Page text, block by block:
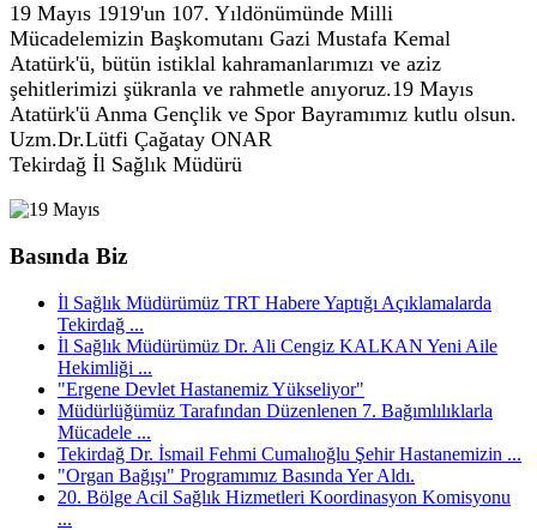
19 Mayıs 1919'un 107. Yıldönümünde Milli
Mücadelemizin Başkomutanı Gazi Mustafa Kemal
Atatürk'ü, bütün istiklal kahramanlarımızı ve aziz
şehitlerimizi şükranla ve rahmetle anıyoruz.19 Mayıs
Atatürk'ü Anma Gençlik ve Spor Bayramımız kutlu olsun.
Uzm.Dr.Lütfi Çağatay ONAR
Tekirdağ İl Sağlık Müdürü
Basında Biz
İl Sağlık Müdürümüz TRT Habere Yaptığı Açıklamalarda
Tekirdağ ...
İl Sağlık Müdürümüz Dr. Ali Cengiz KALKAN Yeni Aile
Hekimliği ...
"Ergene Devlet Hastanemiz Yükseliyor"
Müdürlüğümüz Tarafından Düzenlenen 7. Bağımlılıklarla
Mücadele ...
Tekirdağ Dr. İsmail Fehmi Cumalıoğlu Şehir Hastanemizin ...
"Organ Bağışı" Programımız Basında Yer Aldı.
20. Bölge Acil Sağlık Hizmetleri Koordinasyon Komisyonu
...